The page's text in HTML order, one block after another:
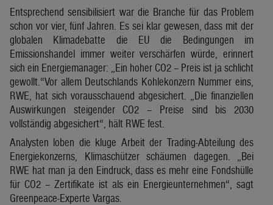
Entsprechend sensibilisiert war die Branche für das Problem
schon vor vier, fünf Jahren. Es sei klar gewesen, dass mit der
globalen Klimadebatte die EU die Bedingungen im
Emissionshandel immer weiter verschärfen würde, erinnert
sich ein Energiemanager: „Ein hoher CO2 – Preis ist ja schlicht
gewollt.“Vor allem Deutschlands Kohlekonzern Nummer eins,
RWE, hat sich vorausschauend abgesichert. „Die finanziellen
Auswirkungen steigender CO2 – Preise sind bis 2030
vollständig abgesichert“, hält RWE fest.
Analysten loben die kluge Arbeit der Trading-Abteilung des
Energiekonzerns, Klimaschützer schäumen dagegen. „Bei
RWE hat man ja den Eindruck, dass es mehr eine Fondshülle
für CO2 – Zertifikate ist als ein Energieunternehmen“, sagt
Greenpeace-Experte Vargas.